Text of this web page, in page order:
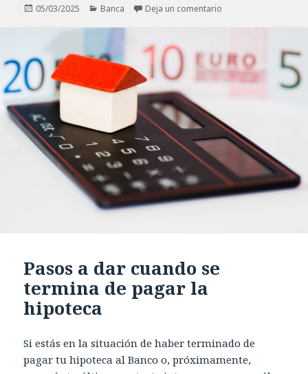
Publicado
05/03/2025 Categorías
Banca Deja un comentario
Pasos a dar cuando se
termina de pagar la
hipoteca
Si estás en la situación de haber terminado de
pagar tu hipoteca al Banco o, próximamente,